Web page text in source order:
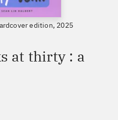
edition, 2025
at thirty : a